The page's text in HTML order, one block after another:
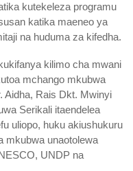
kutekeleza programu
katika maeneo ya
na huduma za kifedha.
kilimo cha mwani
mchango mkubwa
Aidha, Rais Dkt. Mwinyi
Serikali itaendelea
uliopo, huku akiushukuru
mkubwa unaotolewa
UNDP na